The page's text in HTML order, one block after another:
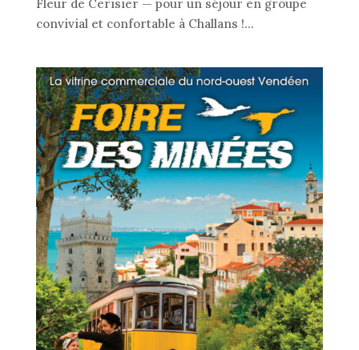
Fleur de Cerisier — pour un séjour en groupe
convivial et confortable à Challans !...